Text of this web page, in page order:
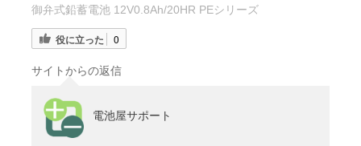
御弁式鉛蓄電池 12V0.8Ah/20HR PEシリーズ
役に立った 0
サイトからの返信
電池屋サポート